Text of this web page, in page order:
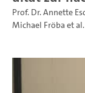
Prof. Dr. Annette
Michael Fröba et al.